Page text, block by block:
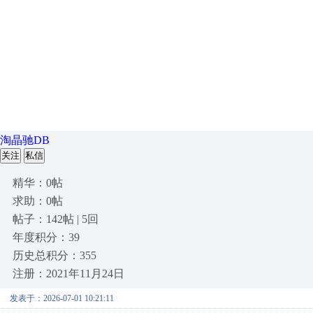
淘晶驰DB
关注 私信
精华：0帖
求助：0帖
帖子：142帖 | 5回
年度积分：39
历史总积分：355
注册：2021年11月24日
发表于：2026-07-01 10:21:11